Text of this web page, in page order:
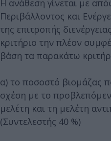
Η ανάθεση γίνεται με
Περιβάλλοντος και
της επιτροπής
κριτήριο την πλέον
βάση τα παρακάτω
α) το ποσοστό βιομάζας
σχέση με το
μελέτη και τη μελέτη
(Συντελεστής 40 %)